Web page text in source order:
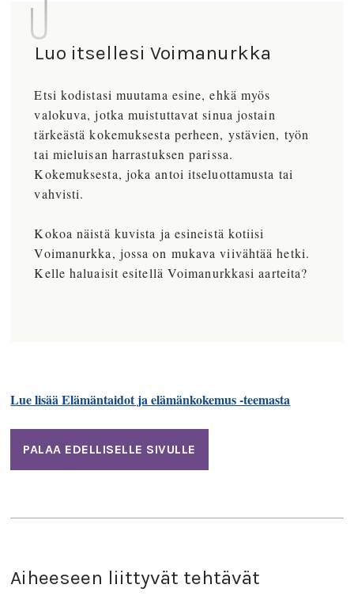
Luo itsellesi Voimanurkka
Etsi kodistasi muutama esine, ehkä myös
valokuva, jotka muistuttavat sinua jostain
tärkeästä kokemuksesta perheen, ystävien, työn
tai mieluisan harrastuksen parissa.
Kokemuksesta, joka antoi itseluottamusta tai
vahvisti.
Kokoa näistä kuvista ja esineistä kotiisi
Voimanurkka, jossa on mukava viivähtää hetki.
Kelle haluaisit esitellä Voimanurkkasi aarteita?
Lue lisää Elämäntaidot ja elämänkokemus -teemasta
PALAA EDELLISELLE SIVULLE
Aiheeseen liittyvät tehtävät